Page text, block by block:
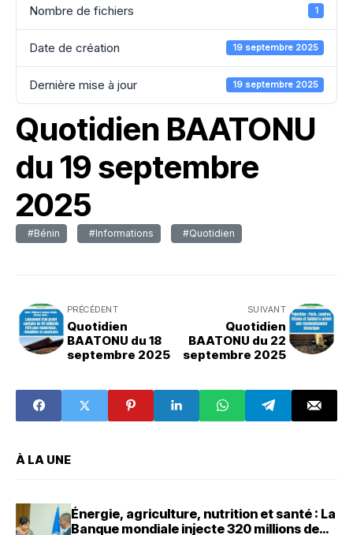
Nombre de fichiers 1
Date de création 19 septembre 2025
Dernière mise à jour 19 septembre 2025
Quotidien BAATONU
du 19 septembre
2025
#Bénin #Informations #Quotidien
PRÉCÉDENT
Quotidien
BAATONU du 18
septembre 2025
SUIVANT
Quotidien
BAATONU du 22
septembre 2025
À LA UNE
Énergie, agriculture, nutrition et santé : La
Banque mondiale injecte 320 millions de